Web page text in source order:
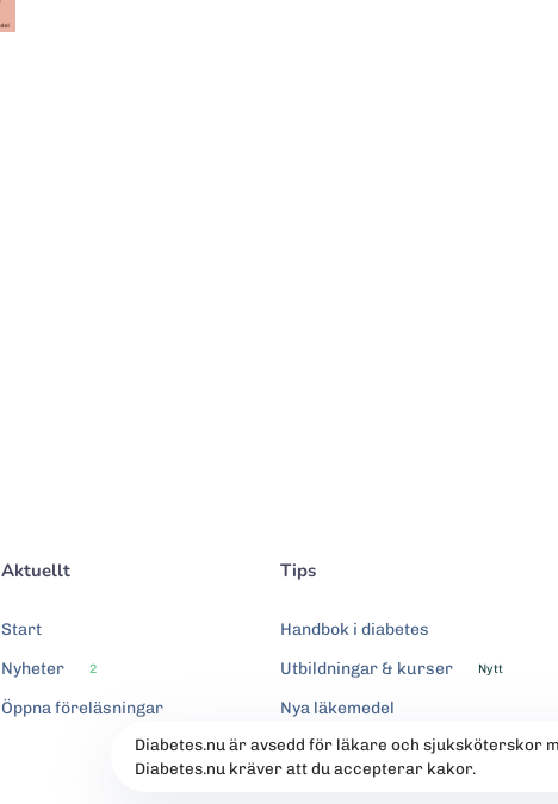
Aktuellt
Start
Nyheter
2
Öppna föreläsningar
Tips
Handbok i diabetes
Utbildningar & kurser
Nytt
Nya läkemedel
Diabetes.nu är avsedd för läkare och sjuksköterskor
Diabetes.nu kräver att du accepterar kakor.